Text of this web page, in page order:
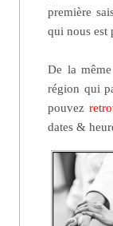
première
qui nous est
De la
région qui
pouvez
dates &